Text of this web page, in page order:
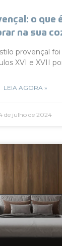
o que
na sua
provençal
XVI e XVII
LEIA AGORA »
de julho de 2024